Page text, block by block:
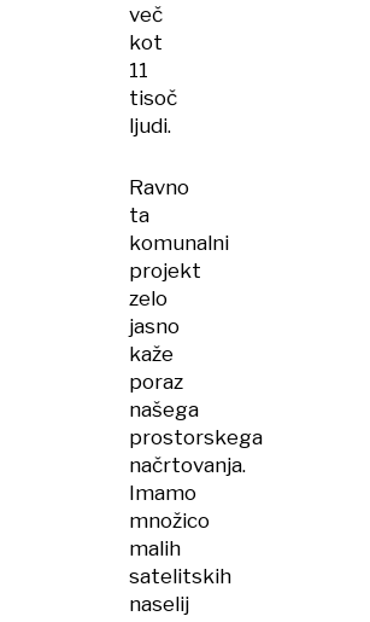
več
kot
11
tisoč
ljudi.
Ravno
ta
komunalni
projekt
zelo
jasno
kaže
poraz
našega
prostorskega
načrtovanja.
Imamo
množico
malih
satelitskih
naselij